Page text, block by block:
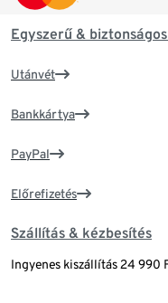
Egyszerű &
Utánvét
Bankkártya
PayPal
Előrefizetés
Szállítás & kézbesítés
Ingyenes kiszállítás 24 990